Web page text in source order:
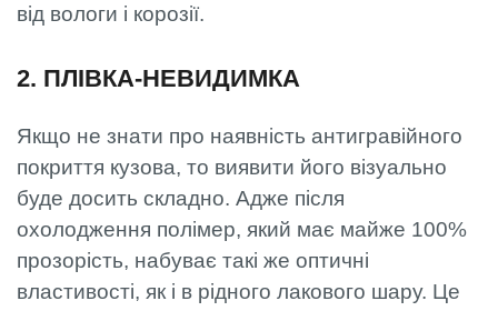
від вологи і корозії.
2. ПЛІВКА-НЕВИДИМКА
Якщо не знати про наявність антигравійного
покриття кузова, то виявити його візуально
буде досить складно. Адже після
охолодження полімер, який має майже 100%
прозорість, набуває такі же оптичні
властивості, як і в рідного лакового шару. Це